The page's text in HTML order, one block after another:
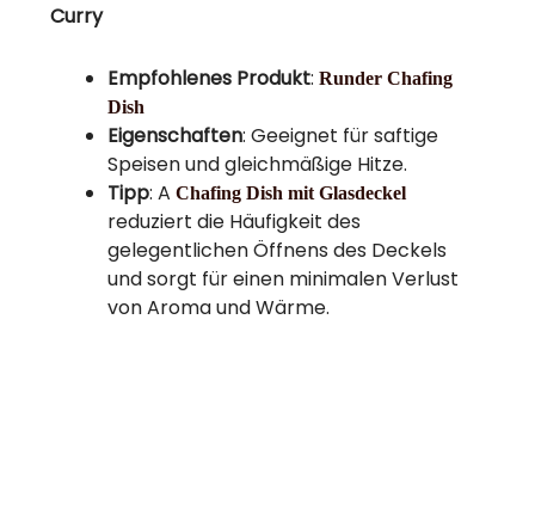
Curry
Empfohlenes Produkt:Runder Chafing
Dish
Eigenschaften: Geeignet für saftige
Speisen und gleichmäßige Hitze.
Tipp: AChafing Dish mit Glasdeckel
reduziert die Häufigkeit des
gelegentlichen Öffnens des Deckels
und sorgt für einen minimalen Verlust
von Aroma und Wärme.